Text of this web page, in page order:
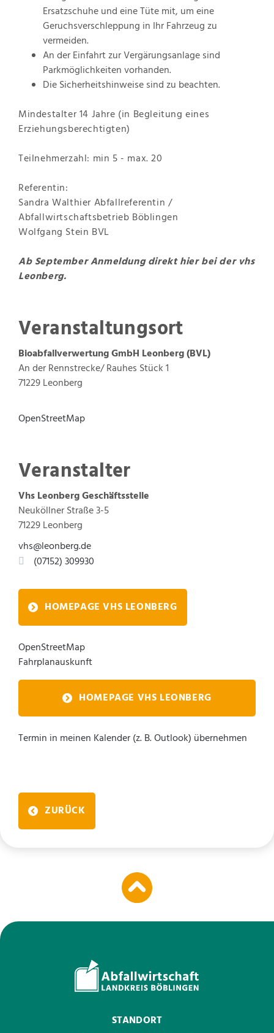
Ersatzschuhe und eine Tüte mit, um eine
Geruchsverschleppung in Ihr Fahrzeug zu
vermeiden.
An der Einfahrt zur Vergärungsanlage sind
Parkmöglichkeiten vorhanden.
Die Sicherheitshinweise sind zu beachten.
Mindestalter 14 Jahre (in Begleitung eines
Erziehungsberechtigten)
Teilnehmerzahl: min 5 - max. 20
Referentin:
Sandra Walthier Abfallreferentin /
Abfallwirtschaftsbetrieb Böblingen
Wolfgang Stein BVL
Ab September Anmeldung direkthierbei der vhs
Leonberg.
Veranstaltungsort
Bioabfallverwertung GmbH Leonberg (BVL)
An der Rennstrecke/ Rauhes Stück 1
71229 Leonberg
OpenStreetMap
Veranstalter
Vhs LeonbergGeschäftsstelle
Neuköllner Straße 3-5
71229Leonberg
OpenStreetMap
Fahrplanauskunft
HOMEPAGE VHS LEONBERG
vhs@leonberg.de
(07152) 309930
HOMEPAGE VHS LEONBERG
Termin in meinen Kalender (z. B. Outlook) übernehmen
ZURÜCK
STANDORT